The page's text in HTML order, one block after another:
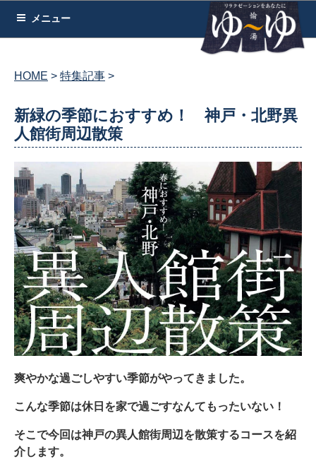
メニュー
HOME 特集記事
新緑の季節におすすめ！ 神戸・北野異
人館街周辺散策
爽やかな過ごしやすい季節がやってきました。
こんな季節は休日を家で過ごすなんてもったいない！
そこで今回は神戸の異人館街周辺を散策するコースを紹
介します。